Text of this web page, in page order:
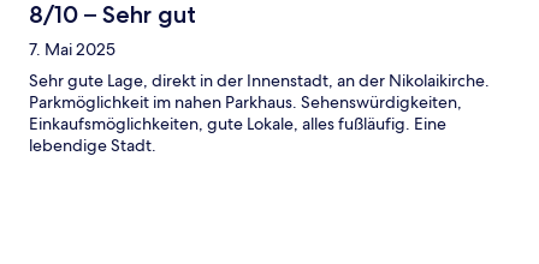
8/10 – Sehr gut
7. Mai 2025
Sehr gute Lage, direkt in der Innenstadt, an der Nikolaikirche.
Parkmöglichkeit im nahen Parkhaus. Sehenswürdigkeiten,
Einkaufsmöglichkeiten, gute Lokale, alles fußläufig. Eine
lebendige Stadt.